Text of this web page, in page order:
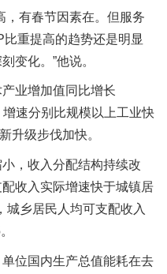
，有春节因素在。但服务
重提高的趋势还是明显
变化。”他说。
业增加值同比增长
速分别比规模以上工业快
升级步伐加快。
，收入分配结构持续改
收入实际增速快于城镇居
城乡居民人均可支配收入
位国内生产总值能耗在去